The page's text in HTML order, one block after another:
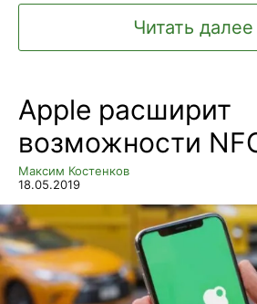
Читать далее
Apple расширит
возможности
Максим Костенков
18.05.2019